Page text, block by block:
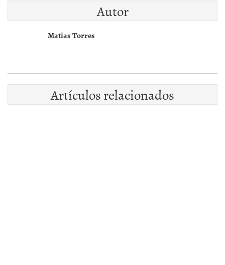
Autor
Matias Torres
Artículos relacionados